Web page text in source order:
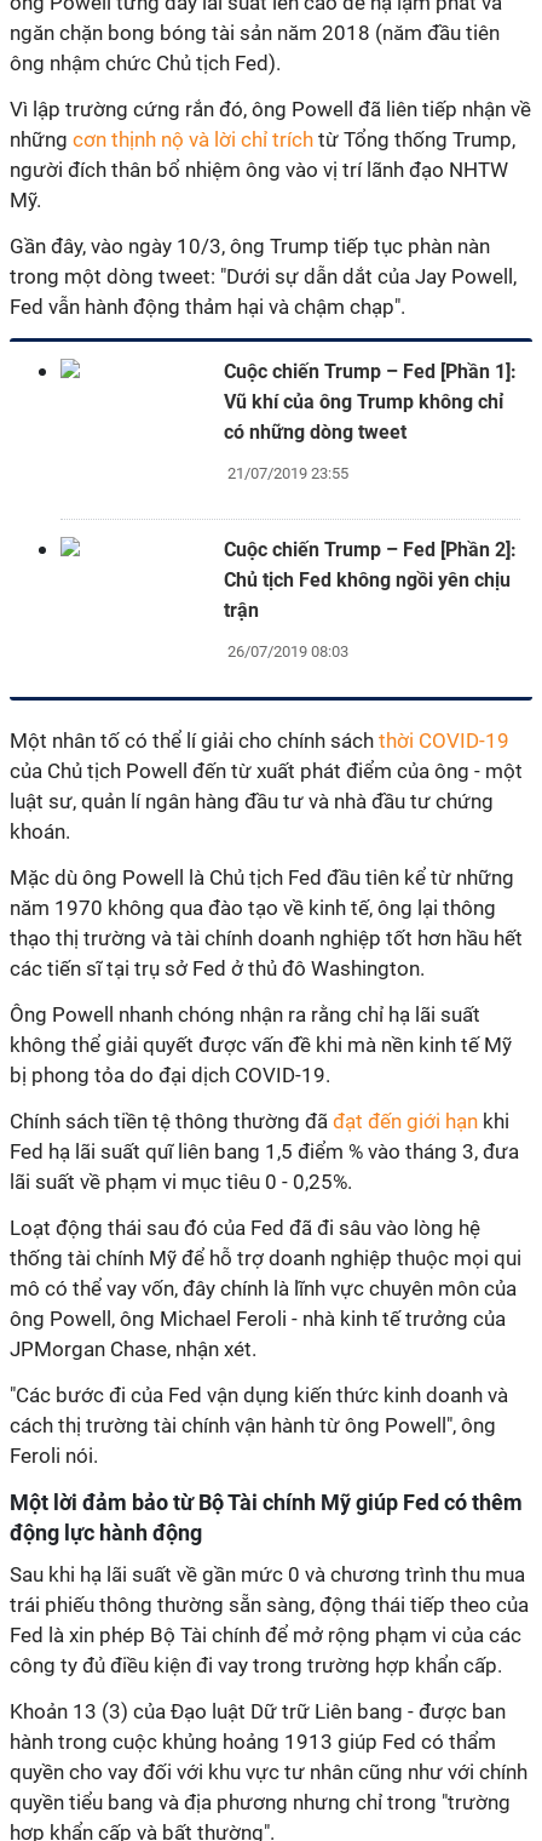
ngăn chặn bong bóng tài sản năm 2018 (năm đầu tiên
ông nhậm chức Chủ tịch Fed).
Vì lập trường cứng rắn đó, ông Powell đã liên tiếp nhận về
những cơn thịnh nộ và lời chỉ trích từ Tổng thống Trump,
người đích thân bổ nhiệm ông vào vị trí lãnh đạo NHTW
Mỹ.
Gần đây, vào ngày 10/3, ông Trump tiếp tục phàn nàn
trong một dòng tweet: "Dưới sự dẫn dắt của Jay Powell,
Fed vẫn hành động thảm hại và chậm chạp".
Cuộc chiến Trump – Fed [Phần 1]:
Vũ khí của ông Trump không chỉ
có những dòng tweet
21/07/2019 23:55
Cuộc chiến Trump – Fed [Phần 2]:
Chủ tịch Fed không ngồi yên chịu
trận
26/07/2019 08:03
Một nhân tố có thể lí giải cho chính sách thời COVID-19
của Chủ tịch Powell đến từ xuất phát điểm của ông - một
luật sư, quản lí ngân hàng đầu tư và nhà đầu tư chứng
khoán.
Mặc dù ông Powell là Chủ tịch Fed đầu tiên kể từ những
năm 1970 không qua đào tạo về kinh tế, ông lại thông
thạo thị trường và tài chính doanh nghiệp tốt hơn hầu hết
các tiến sĩ tại trụ sở Fed ở thủ đô Washington.
Ông Powell nhanh chóng nhận ra rằng chỉ hạ lãi suất
không thể giải quyết được vấn đề khi mà nền kinh tế Mỹ
bị phong tỏa do đại dịch COVID-19.
Chính sách tiền tệ thông thường đã đạt đến giới hạn khi
Fed hạ lãi suất quĩ liên bang 1,5 điểm % vào tháng 3, đưa
lãi suất về phạm vi mục tiêu 0 - 0,25%.
Loạt động thái sau đó của Fed đã đi sâu vào lòng hệ
thống tài chính Mỹ để hỗ trợ doanh nghiệp thuộc mọi qui
mô có thể vay vốn, đây chính là lĩnh vực chuyên môn của
ông Powell, ông Michael Feroli - nhà kinh tế trưởng của
JPMorgan Chase, nhận xét.
"Các bước đi của Fed vận dụng kiến thức kinh doanh và
cách thị trường tài chính vận hành từ ông Powell", ông
Feroli nói.
Một lời đảm bảo từ Bộ Tài chính Mỹ giúp Fed có thêm
động lực hành động
Sau khi hạ lãi suất về gần mức 0 và chương trình thu mua
trái phiếu thông thường sẵn sàng, động thái tiếp theo của
Fed là xin phép Bộ Tài chính để mở rộng phạm vi của các
công ty đủ điều kiện đi vay trong trường hợp khẩn cấp.
Khoản 13 (3) của Đạo luật Dữ trữ Liên bang - được ban
hành trong cuộc khủng hoảng 1913 giúp Fed có thẩm
quyền cho vay đối với khu vực tư nhân cũng như với chính
quyền tiểu bang và địa phương nhưng chỉ trong "trường
hợp khẩn cấp và bất thường".